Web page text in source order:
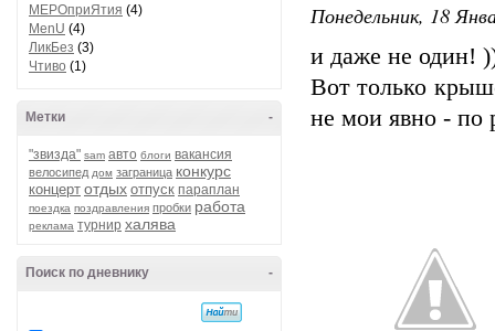
МЕРОприЯтия (4)
MenU (4)
ЛикБез (3)
Чтиво (1)
-
Метки
"звизда" sam авто блоги вакансия
велосипед дом заграница конкурс
концерт отдых отпуск параплан
поездка поздравления пробки работа
реклама турнир халява
-
Поиск по дневнику
Понедельник, 18
и даже не один!
Вот только
не мои явно - по